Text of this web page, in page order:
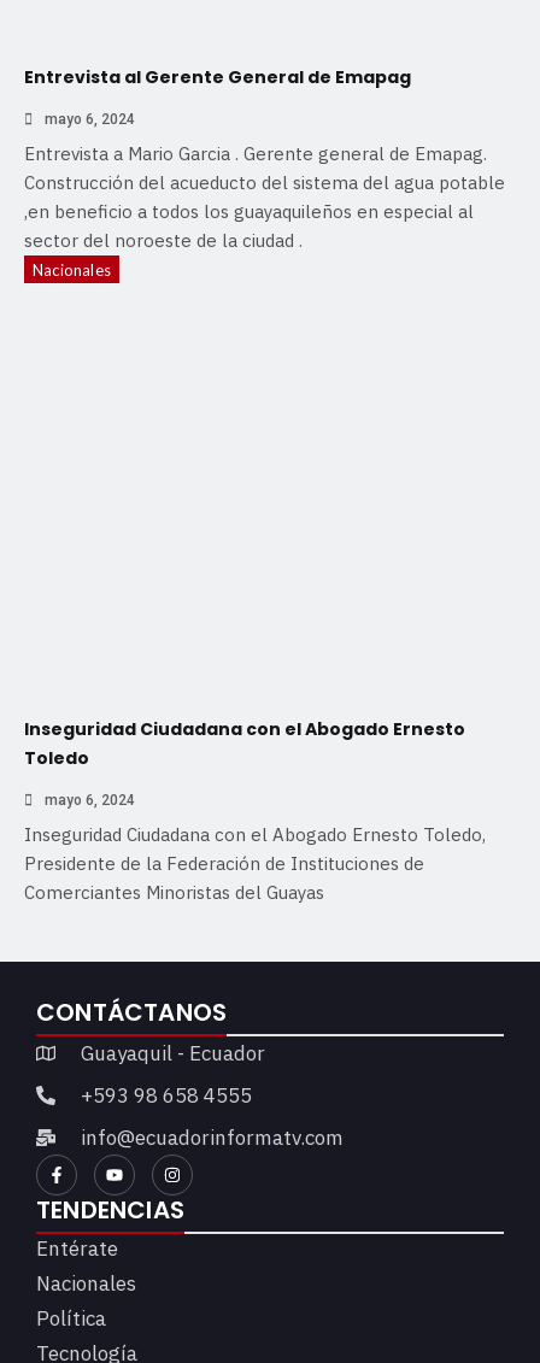
Entrevista al Gerente General de Emapag
mayo 6, 2024
Entrevista a Mario Garcia . Gerente general de Emapag.
Construcción del acueducto del sistema del agua potable
,en beneficio a todos los guayaquileños en especial al
sector del noroeste de la ciudad .
Nacionales
Inseguridad Ciudadana con el Abogado Ernesto
Toledo
mayo 6, 2024
Inseguridad Ciudadana con el Abogado Ernesto Toledo,
Presidente de la Federación de Instituciones de
Comerciantes Minoristas del Guayas
CONTÁCTANOS
Guayaquil - Ecuador
+593 98 658 4555
info@ecuadorinformatv.com
TENDENCIAS
Entérate
Nacionales
Política
Tecnología